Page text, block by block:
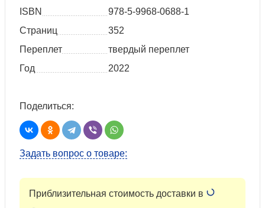
ISBN
978-5-9968-0688-1
Страниц
352
Переплет
твердый переплет
Год
2022
Поделиться:
Задать вопрос о товаре:
Приблизительная стоимость доставки в